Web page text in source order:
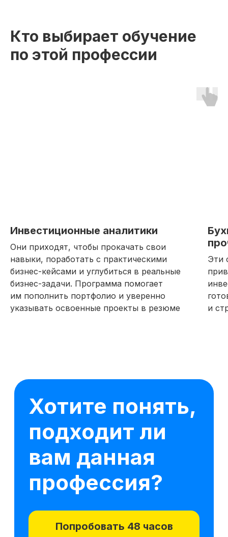
Кто выбирает обучение
по этой профессии
Инвестиционные аналитики
Они приходят, чтобы прокачать свои
навыки, поработать с практическими
бизнес-кейсами и углубиться в реальные
бизнес-задачи. Программа помогает
им пополнить портфолио и уверенно
указывать освоенные проекты в резюме
Эти
и